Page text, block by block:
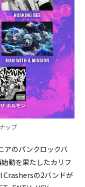
ップ
アのパンクロックバ
動を果たしたカリフ
Crashersの2バンドが